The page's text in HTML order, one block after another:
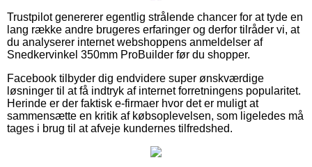
Trustpilot genererer egentlig strålende chancer for at tyde en
lang række andre brugeres erfaringer og derfor tilråder vi, at
du analyserer internet webshoppens anmeldelser af
Snedkervinkel 350mm ProBuilder før du shopper.
Facebook tilbyder dig endvidere super ønskværdige
løsninger til at få indtryk af internet forretningens popularitet.
Herinde er der faktisk e-firmaer hvor det er muligt at
sammensætte en kritik af købsoplevelsen, som ligeledes må
tages i brug til at afveje kundernes tilfredshed.